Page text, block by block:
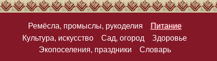
Ремёсла, промыслы, рукоделия
Питание
Культура, искусство
Сад, огород
Здоровье
Экопоселения, праздники
Словарь